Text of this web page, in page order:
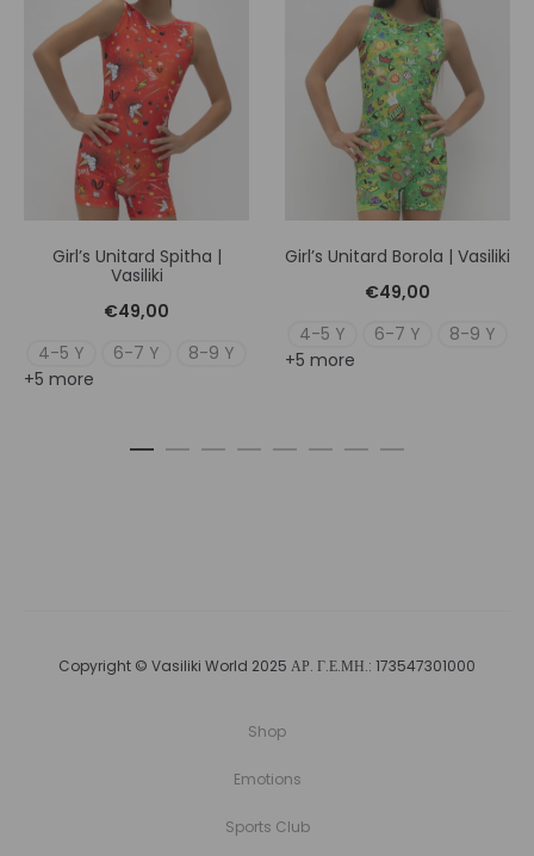
Girl’s Unitard Spitha |
Vasiliki
€49,00
4-5 Y
6-7 Y
8-9 Y
+5 more
Girl’s Unitard Borola | Vasiliki
€49,00
4-5 Y
6-7 Y
8-9 Y
+5 more
Copyright © Vasiliki World 2025 ΑΡ. Γ.Ε.ΜΗ.: 173547301000
Shop
Emotions
Sports Club